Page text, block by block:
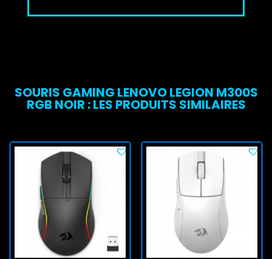
SOURIS GAMING LENOVO LEGION M300S
RGB NOIR : LES PRODUITS SIMILAIRES